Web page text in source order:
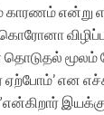
என்று
என